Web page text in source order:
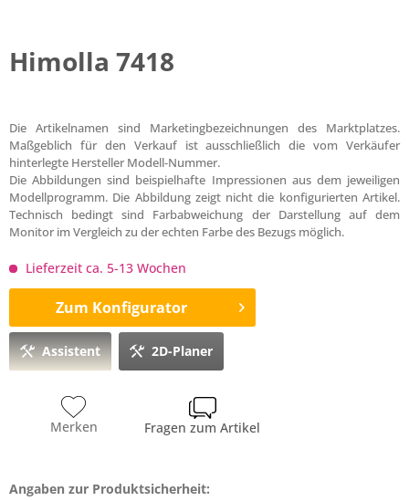
Himolla 7418
Die Artikelnamen sind Marketingbezeichnungen des Marktplatzes.
Maßgeblich für den Verkauf ist ausschließlich die vom Verkäufer
hinterlegte Hersteller Modell-Nummer.
Die Abbildungen sind beispielhafte Impressionen aus dem jeweiligen
Modellprogramm. Die Abbildung zeigt nicht die konfigurierten Artikel.
Technisch bedingt sind Farbabweichung der Darstellung auf dem
Monitor im Vergleich zu der echten Farbe des Bezugs möglich.
Lieferzeit ca. 5-13 Wochen
Zum Konfigurator
Assistent 2D-Planer
Merken Fragen zum Artikel
Angaben zur Produktsicherheit: